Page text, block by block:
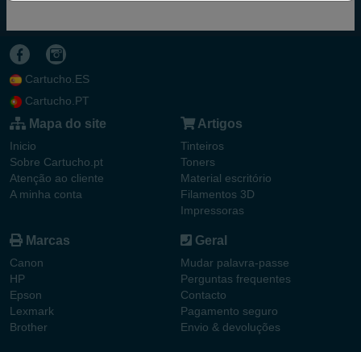
Cartucho.ES
Cartucho.PT
Mapa do site
Inicio
Sobre Cartucho.pt
Atenção ao cliente
A minha conta
Artigos
Tinteiros
Toners
Material escritório
Filamentos 3D
Impressoras
Marcas
Canon
HP
Epson
Lexmark
Brother
Geral
Mudar palavra-passe
Perguntas frequentes
Contacto
Pagamento seguro
Envio & devoluções